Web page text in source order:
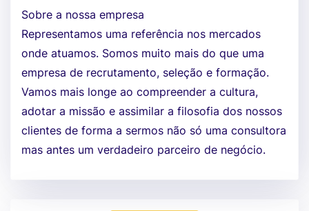
Sobre a nossa empresa
Representamos uma referência nos mercados
onde atuamos. Somos muito mais do que uma
empresa de recrutamento, seleção e formação.
Vamos mais longe ao compreender a cultura,
adotar a missão e assimilar a filosofia dos nossos
clientes de forma a sermos não só uma consultora
mas antes um verdadeiro parceiro de negócio.